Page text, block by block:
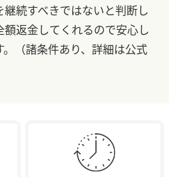
続すべきではないと判断し
返金してくれるので安心し
（諸条件あり、詳細は公式